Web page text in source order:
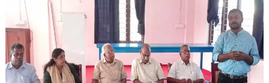
പ്രളയത്തിൽ നാശനഷ്ടങ്ങൾ നേരിട്ട വ്യാപാരികൾക്ക്
സാമ്പത്തിക സഹായ പാക്കേജ് സർക്കാർ തയ്യാറാക്കണം:
സി.പി. അബ്ദുലത്തീഫ്
കോട്ടയം ജില്ലയിലെ വിദ്യാഭ്യാസ സ്ഥാപനങ്ങൾക്ക് നാളെ
അവധി